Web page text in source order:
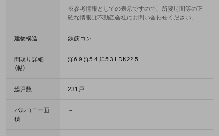
※参考情報としての表示ですので、所要時間等の正
確な情報は不動産会社にお問い合わせください。
建物構造 鉄筋コン
間取り詳細
（帖）
洋6.9 洋5.4 洋5.3 LDK22.5
総戸数 231戸
バルコニー面
積
－